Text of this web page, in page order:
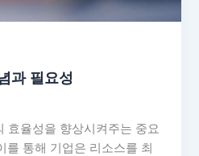
과 필요성
효율성을 향상시켜주는 중요
를 통해 기업은 리소스를 최